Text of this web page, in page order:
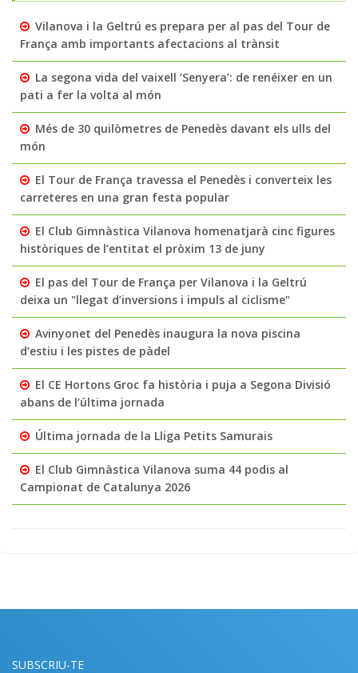
Vilanova i la Geltrú es prepara per al pas del Tour de
França amb importants afectacions al trànsit
La segona vida del vaixell ‘Senyera’: de renéixer en un
pati a fer la volta al món
Més de 30 quilòmetres de Penedès davant els ulls del
món
El Tour de França travessa el Penedès i converteix les
carreteres en una gran festa popular
El Club Gimnàstica Vilanova homenatjarà cinc figures
històriques de l’entitat el pròxim 13 de juny
El pas del Tour de França per Vilanova i la Geltrú
deixa un "llegat d’inversions i impuls al ciclisme"
Avinyonet del Penedès inaugura la nova piscina
d’estiu i les pistes de pàdel
El CE Hortons Groc fa història i puja a Segona Divisió
abans de l’última jornada
Última jornada de la Lliga Petits Samurais
El Club Gimnàstica Vilanova suma 44 podis al
Campionat de Catalunya 2026
SUBSCRIU-TE